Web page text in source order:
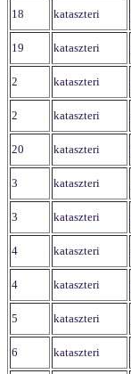
18 kataszteri
19 kataszteri
2 kataszteri
2 kataszteri
20 kataszteri
3 kataszteri
3 kataszteri
4 kataszteri
4 kataszteri
5 kataszteri
6 kataszteri